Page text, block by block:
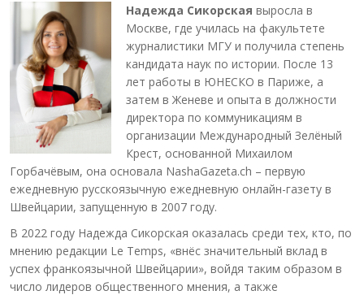
Надежда Сикорская выросла в
Москве, где училась на факультете
журналистики МГУ и получила степень
кандидата наук по истории. После 13
лет работы в ЮНЕСКО в Париже, а
затем в Женеве и опыта в должности
директора по коммуникациям в
организации Международный Зелёный
Крест, основанной Михаилом
Горбачёвым, она основала NashaGazeta.ch – первую
ежедневную русскоязычную ежедневную онлайн-газету в
Швейцарии, запущенную в 2007 году.
В 2022 году Надежда Сикорская оказалась среди тех, кто, по
мнению редакции Le Temps, «внёс значительный вклад в
успех франкоязычной Швейцарии», войдя таким образом в
число лидеров общественного мнения, а также